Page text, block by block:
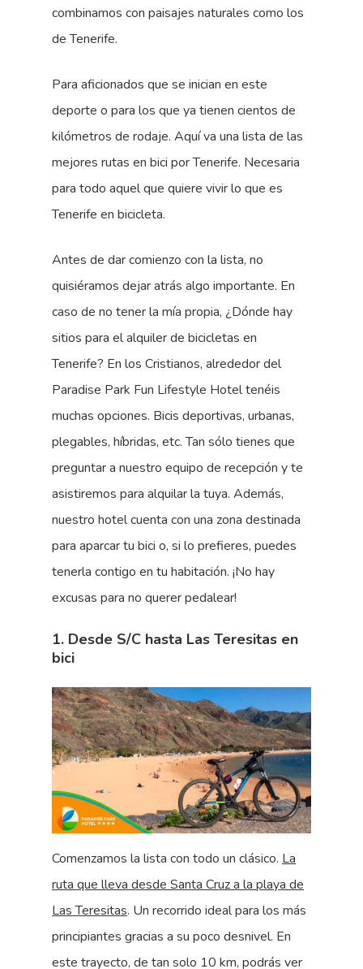
combinamos con paisajes naturales como los
de Tenerife.
Para aficionados que se inician en este
deporte o para los que ya tienen cientos de
kilómetros de rodaje. Aquí va una lista de las
mejores rutas en bici por Tenerife. Necesaria
para todo aquel que quiere vivir lo que es
Tenerife en bicicleta.
Antes de dar comienzo con la lista, no
quisiéramos dejar atrás algo importante. En
caso de no tener la mía propia, ¿Dónde hay
sitios para el alquiler de bicicletas en
Tenerife? En los Cristianos, alrededor del
Paradise Park Fun Lifestyle Hotel tenéis
muchas opciones. Bicis deportivas, urbanas,
plegables, híbridas, etc. Tan sólo tienes que
preguntar a nuestro equipo de recepción y te
asistiremos para alquilar la tuya. Además,
nuestro hotel cuenta con una zona destinada
para aparcar tu bici o, si lo prefieres, puedes
tenerla contigo en tu habitación. ¡No hay
excusas para no querer pedalear!
1. Desde S/C hasta Las Teresitas en
bici
Comenzamos la lista con todo un clásico. La
ruta que lleva desde Santa Cruz a la playa de
Las Teresitas. Un recorrido ideal para los más
principiantes gracias a su poco desnivel. En
este trayecto, de tan solo 10 km, podrás ver